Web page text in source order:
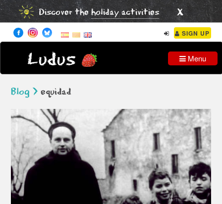
Discover theholiday activities x
SIGN UP
Ludus Menu
Blog > equidad